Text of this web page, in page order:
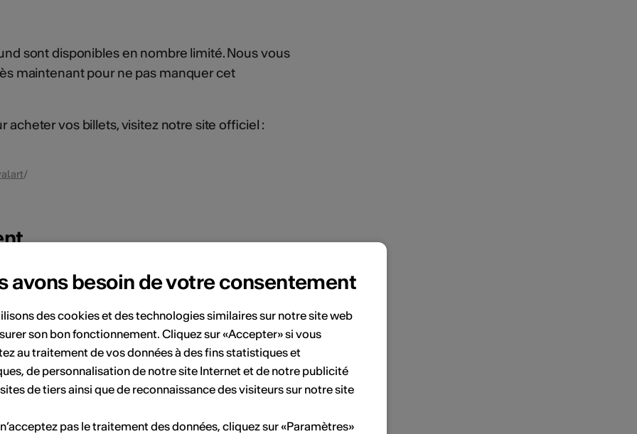
sont disponibles en nombre limité. Nous vous
maintenant pour ne pas manquer cet
acheter vos billets, visitez notre site officiel :
/
Di
1
7 8
14 15
Juillet 2025
Lu Ma Me Je Ve Sa Di
1 2 3 4 5 6
7 8 9 10 11 12 13
14 15 16 17 18 19 20
avons besoin de votre consentement
des cookies et des technologies similaires sur notre site web
son bon fonctionnement. Cliquez sur «Accepter» si vous
au traitement de vos données à des fins statistiques et
de personnalisation de notre site Internet et de notre publicité
de tiers ainsi que de reconnaissance des visiteurs sur notre site
pas le traitement des données, cliquez sur «Paramètres»